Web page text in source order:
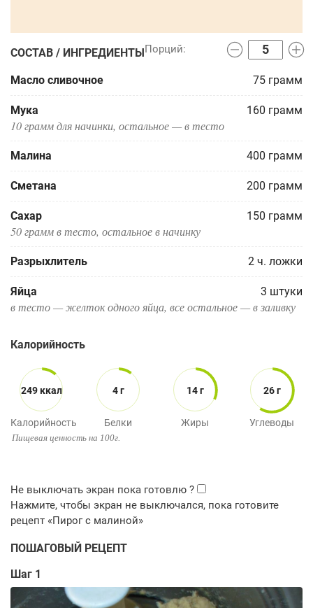
СОСТАВ / ИНГРЕДИЕНТЫ
Масло сливочное 75 грамм
Мука 160 грамм
10 грамм для начинки, остальное — в тесто
Малина 400 грамм
Сметана 200 грамм
Сахар 150 грамм
50 грамм в тесто, остальное в начинку
Разрыхлитель 2 ч. ложки
Яйца 3 штуки
в тесто — желток одного яйца, все остальное — в заливку
Калорийность
249 ккал
Калорийность
4 г
Белки
14 г
Жиры
26 г
Углеводы
Пищевая ценность на 100г.
ПОШАГОВЫЙ РЕЦЕПТ
Шаг 1